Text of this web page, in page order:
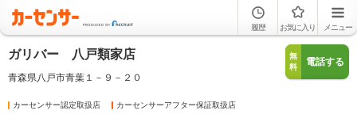
履歴 お気に入り メニュー
ガリバー 八戸類家店
青森県八戸市青葉１－９－２０
無
料
電話する
カーセンサー認定取扱店 カーセンサーアフター保証取扱店